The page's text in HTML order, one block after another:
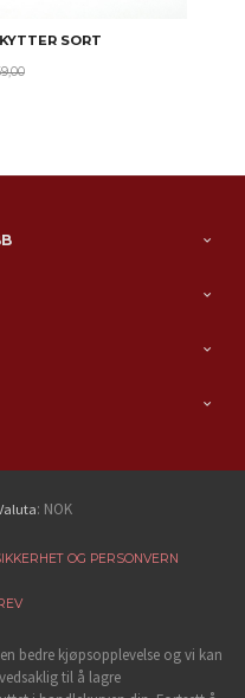
SORT
Rabatt
: NOK
OG PERSONVERN
bedre kjøpsopplevelse og vi kan
til å lagre